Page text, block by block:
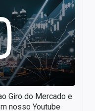
Giro do Mercado e
nosso Youtube